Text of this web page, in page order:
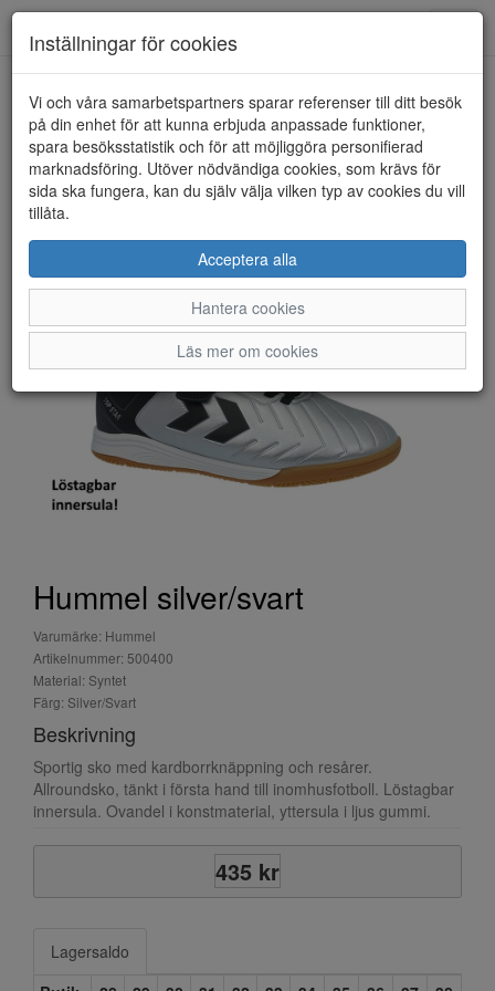
HEM HUMMEL
Hummel silver/svart
Varumärke: Hummel
Artikelnummer: 500400
Material: Syntet
Färg: Silver/Svart
Beskrivning
Sportig sko med kardborrknäppning och resårer.
Allroundsko, tänkt i första hand till inomhusfotboll. Löstagbar
innersula. Ovandel i konstmaterial, yttersula i ljus gummi.
435 kr
Lagersaldo
Inställningar för cookies
Vi och våra samarbetspartners sparar referenser till ditt besök
på din enhet för att kunna erbjuda anpassade funktioner,
spara besöksstatistik och för att möjliggöra personifierad
marknadsföring. Utöver nödvändiga cookies, som krävs för
sida ska fungera, kan du själv välja vilken typ av cookies du vill
tillåta.
Acceptera alla
Hantera cookies
Läs mer om cookies